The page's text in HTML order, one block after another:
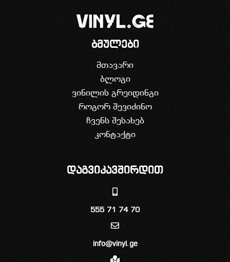
ბმულები
მთავარი
ბლოგი
ვინილის გრეიდინგი
როგორ შევიძინო
ჩვენს შესახებ
კონტაქტი
დაგვიკავშირდით
555 71 74 70
info@vinyl.ge